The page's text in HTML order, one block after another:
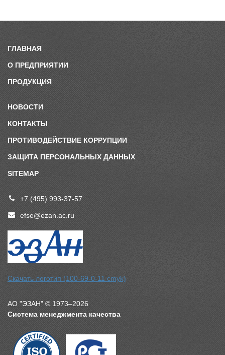
ГЛАВНАЯ
О ПРЕДПРИЯТИИ
ПРОДУКЦИЯ
НОВОСТИ
КОНТАКТЫ
ПРОТИВОДЕЙСТВИЕ КОРРУПЦИИ
ЗАЩИТА ПЕРСОНАЛЬНЫХ ДАННЫХ
SITEMAP
+7 (495) 993-37-57
efse@ezan.ac.ru
Скачать логотип (100-69-0-11 cmyk)
АО "ЭЗАН" © 1973–2026
Система менеджмента качества